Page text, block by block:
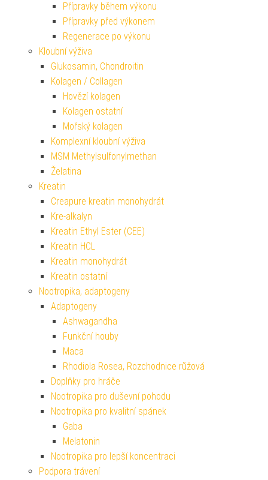
Přípravky během výkonu
Přípravky před výkonem
Regenerace po výkonu
Kloubní výživa
Glukosamin, Chondroitin
Kolagen / Collagen
Hovězí kolagen
Kolagen ostatní
Mořský kolagen
Komplexní kloubní výživa
MSM Methylsulfonylmethan
Želatina
Kreatin
Creapure kreatin monohydrát
Kre-alkalyn
Kreatin Ethyl Ester (CEE)
Kreatin HCL
Kreatin monohydrát
Kreatin ostatní
Nootropika, adaptogeny
Adaptogeny
Ashwagandha
Funkční houby
Maca
Rhodiola Rosea, Rozchodnice růžová
Doplňky pro hráče
Nootropika pro duševní pohodu
Nootropika pro kvalitní spánek
Gaba
Melatonin
Nootropika pro lepší koncentraci
Podpora trávení